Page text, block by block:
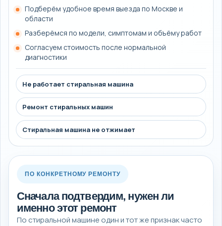
Подберём удобное время выезда по Москве и
области
Разберёмся по модели, симптомам и объёму работ
Согласуем стоимость после нормальной
диагностики
Не работает стиральная машина
Ремонт стиральных машин
Стиральная машина не отжимает
ПО КОНКРЕТНОМУ РЕМОНТУ
Сначала подтвердим, нужен ли
именно этот ремонт
По стиральной машине один и тот же признак часто